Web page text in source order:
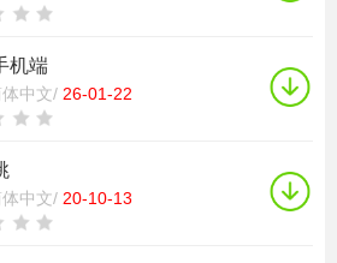
机端
体中文/ 26-01-22
体中文/ 20-10-13